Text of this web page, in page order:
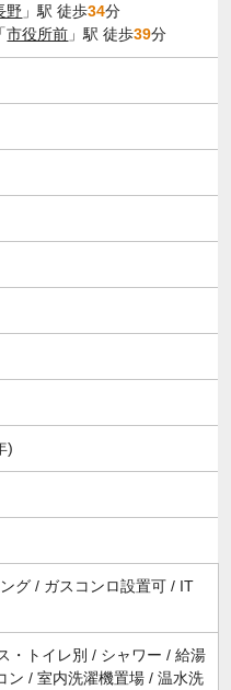
野 」駅 徒歩34分
市役所前 」駅 徒歩39分
)
グ / ガスコンロ設置可 / IT
・トイレ別 / シャワー / 給湯
ン / 室内洗濯機置場 / 温水洗